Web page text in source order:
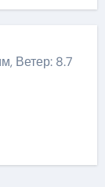
Ветер: 8.7